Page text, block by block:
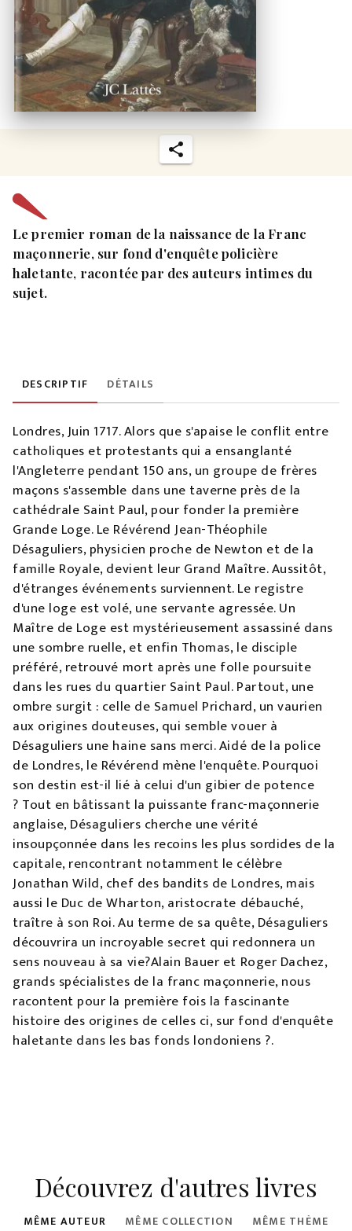
Le premier roman de la naissance de la Franc
maçonnerie, sur fond d'enquête policière
haletante, racontée par des auteurs intimes du
sujet.
DESCRIPTIF DÉTAILS
Londres, Juin 1717. Alors que s'apaise le conflit entre
catholiques et protestants qui a ensanglanté
l'Angleterre pendant 150 ans, un groupe de frères
maçons s'assemble dans une taverne près de la
cathédrale Saint Paul, pour fonder la première
Grande Loge. Le Révérend Jean-Théophile
Désaguliers, physicien proche de Newton et de la
famille Royale, devient leur Grand Maître. Aussitôt,
d'étranges événements surviennent. Le registre
d'une loge est volé, une servante agressée. Un
Maître de Loge est mystérieusement assassiné dans
une sombre ruelle, et enfin Thomas, le disciple
préféré, retrouvé mort après une folle poursuite
dans les rues du quartier Saint Paul. Partout, une
ombre surgit : celle de Samuel Prichard, un vaurien
aux origines douteuses, qui semble vouer à
Désaguliers une haine sans merci. Aidé de la police
de Londres, le Révérend mène l'enquête. Pourquoi
son destin est-il lié à celui d'un gibier de potence
? Tout en bâtissant la puissante franc-maçonnerie
anglaise, Désaguliers cherche une vérité
insoupçonnée dans les recoins les plus sordides de la
capitale, rencontrant notamment le célèbre
Jonathan Wild, chef des bandits de Londres, mais
aussi le Duc de Wharton, aristocrate débauché,
traître à son Roi. Au terme de sa quête, Désaguliers
découvrira un incroyable secret qui redonnera un
sens nouveau à sa vie?Alain Bauer et Roger Dachez,
grands spécialistes de la franc maçonnerie, nous
racontent pour la première fois la fascinante
histoire des origines de celles ci, sur fond d'enquête
haletante dans les bas fonds londoniens ?.
Découvrez d'autres livres
MÊME AUTEUR MÊME COLLECTION MÊME THÈME